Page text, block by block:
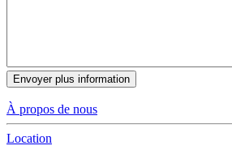
À propos de nous
Location